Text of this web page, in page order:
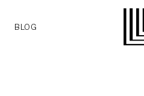
BLOG